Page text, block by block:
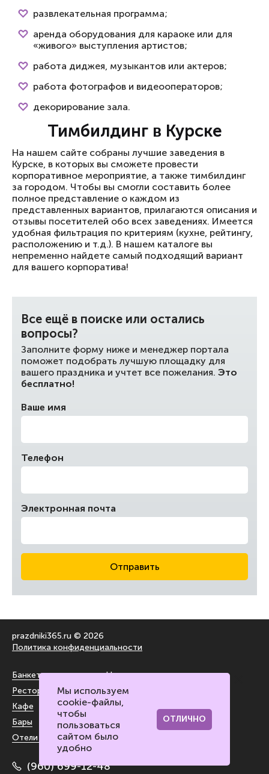
развлекательная программа;
аренда оборудования для караоке или для
«живого» выступления артистов;
работа диджея, музыкантов или актеров;
работа фотографов и видеооператоров;
декорирование зала.
Тимбилдинг в Курске
На нашем сайте собраны лучшие заведения в
Курске, в которых вы сможете провести
корпоративное мероприятие, а также тимбилдинг
за городом. Чтобы вы смогли составить более
полное представление о каждом из
представленных вариантов, прилагаются описания и
отзывы посетителей обо всех заведениях. Имеется
удобная фильтрация по критериям (кухне, рейтингу,
расположению и т.д.). В нашем каталоге вы
непременно найдете самый подходящий вариант
для вашего корпоратива!
Все ещё в поиске или остались
вопросы?
Заполните форму ниже и менеджер портала
поможет подобрать лучшую площадку для
вашего праздника и учтет все пожелания. Это
бесплатно!
Ваше имя
Телефон
Электронная почта
Отправить
prazdniki365.ru © 2026
Политика конфиденциальности
Банкетные залы
Рестораны
Кафе
Бары
Отели и лофты
На воздухе
За городом
Блог
Контакты портала
(960) 699-12-48
Мы используем
cookie-файлы,
чтобы
пользоваться
сайтом было
удобно
ОТЛИЧНО